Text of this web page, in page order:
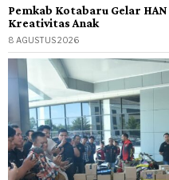
Pemkab Kotabaru Gelar
Kreativitas Anak
8 AGUSTUS 2026